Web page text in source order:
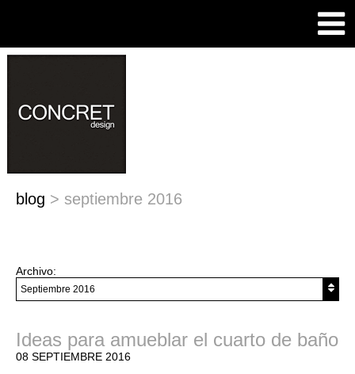
blog > septiembre 2016
Archivo:
Ideas para amueblar el cuarto de baño
08 SEPTIEMBRE 2016